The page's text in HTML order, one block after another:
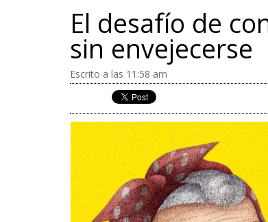
El desafío de
sin envejecerse
Escrito a las 11:58 am